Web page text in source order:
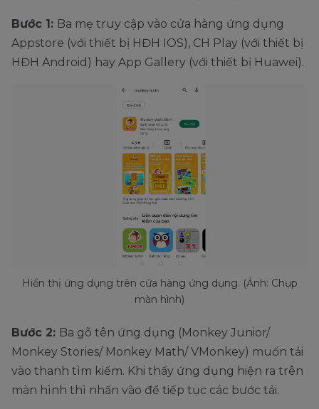
Bước 1: Ba mẹ truy cập vào cửa hàng ứng dụng
Appstore (với thiết bị HĐH IOS), CH Play (với thiết bị
HĐH Android) hay App Gallery (với thiết bị Huawei).
Hiển thị ứng dụng trên cửa hàng ứng dụng. (Ảnh: Chụp
màn hình)
Bước 2: Ba gõ tên ứng dụng (Monkey Junior/
Monkey Stories/ Monkey Math/ VMonkey) muốn tải
vào thanh tìm kiếm. Khi thấy ứng dụng hiện ra trên
màn hình thì nhấn vào để tiếp tục các bước tải.